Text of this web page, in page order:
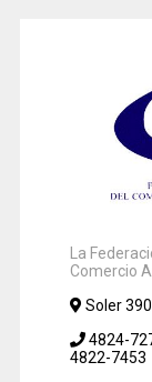
La
Comercio
Soler
4824-
4822-7453